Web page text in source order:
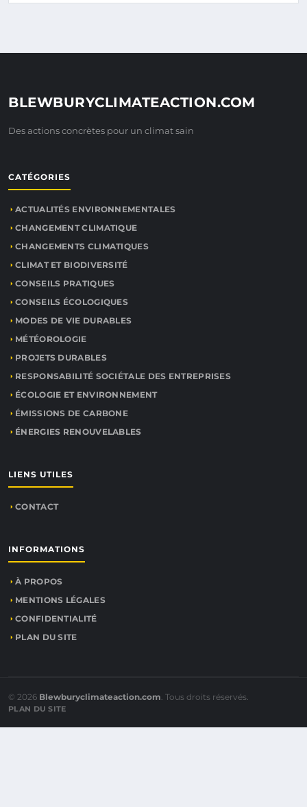
BLEWBURYCLIMATEACTION.COM
Des actions concrètes pour un climat sain
CATÉGORIES
ACTUALITÉS ENVIRONNEMENTALES
CHANGEMENT CLIMATIQUE
CHANGEMENTS CLIMATIQUES
CLIMAT ET BIODIVERSITÉ
CONSEILS PRATIQUES
CONSEILS ÉCOLOGIQUES
MODES DE VIE DURABLES
MÉTÉOROLOGIE
PROJETS DURABLES
RESPONSABILITÉ SOCIÉTALE DES ENTREPRISES
ÉCOLOGIE ET ENVIRONNEMENT
ÉMISSIONS DE CARBONE
ÉNERGIES RENOUVELABLES
LIENS UTILES
CONTACT
INFORMATIONS
À PROPOS
MENTIONS LÉGALES
CONFIDENTIALITÉ
PLAN DU SITE
© 2026 Blewburyclimateaction.com. Tous droits réservés.
PLAN DU SITE